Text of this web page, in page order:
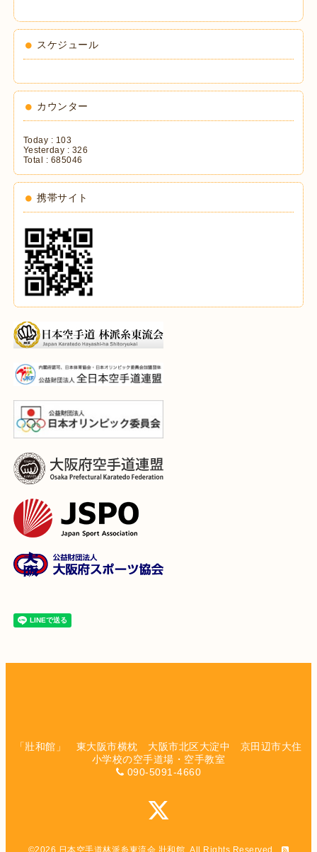
スケジュール
カウンター
Today : 103
Yesterday : 326
Total : 685046
携帯サイト
「壯和館」 東大阪市横枕 大阪市北区大淀中 京田辺市大住
小学校の空手道場・空手教室
090-5091-4660